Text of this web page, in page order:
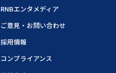
RNBエンタメディア
ご意見・お問い合わせ
採用情報
コンプライアンス